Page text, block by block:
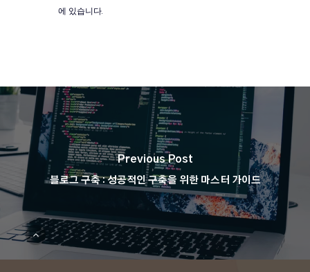
에 있습니다.
Previous Post
블로그 구축 : 성공적인 구축을 위한 마스터 가이드